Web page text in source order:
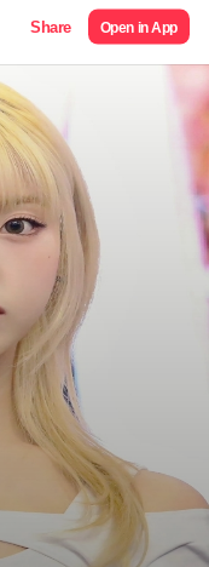
Share Open in App